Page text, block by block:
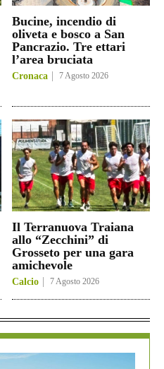
Bucine, incendio di
oliveta e bosco a San
Pancrazio. Tre ettari
l’area bruciata
Cronaca 7 Agosto 2026
Il Terranuova Traiana
allo “Zecchini” di
Grosseto per una gara
amichevole
Calcio 7 Agosto 2026